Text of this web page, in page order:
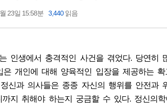
23일 15:58분 3,440읽음
인생에서 충격적인 사건을 겪었다. 당연히
개인에 대해 양육적인 입장을 제공하는
신과 의사들은 종종 자신의 행위를 안전과
지 취해야 하는지 궁금할 수 있다. 정신의